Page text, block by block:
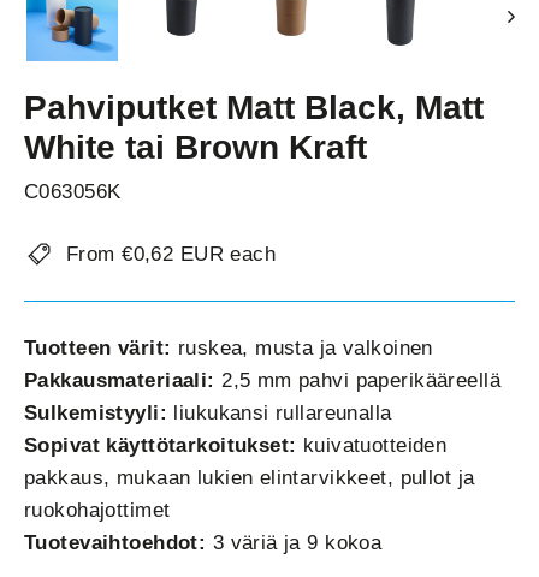
Pahviputket Matt Black, Matt
White tai Brown Kraft
C063056K
From €0,62 EUR each
Tuotteen värit: ruskea, musta ja valkoinen
Pakkausmateriaali: 2,5 mm pahvi paperikääreellä
Sulkemistyyli: liukukansi rullareunalla
Sopivat käyttötarkoitukset: kuivatuotteiden
pakkaus, mukaan lukien elintarvikkeet, pullot ja
ruokohajottimet
Tuotevaihtoehdot: 3 väriä ja 9 kokoa